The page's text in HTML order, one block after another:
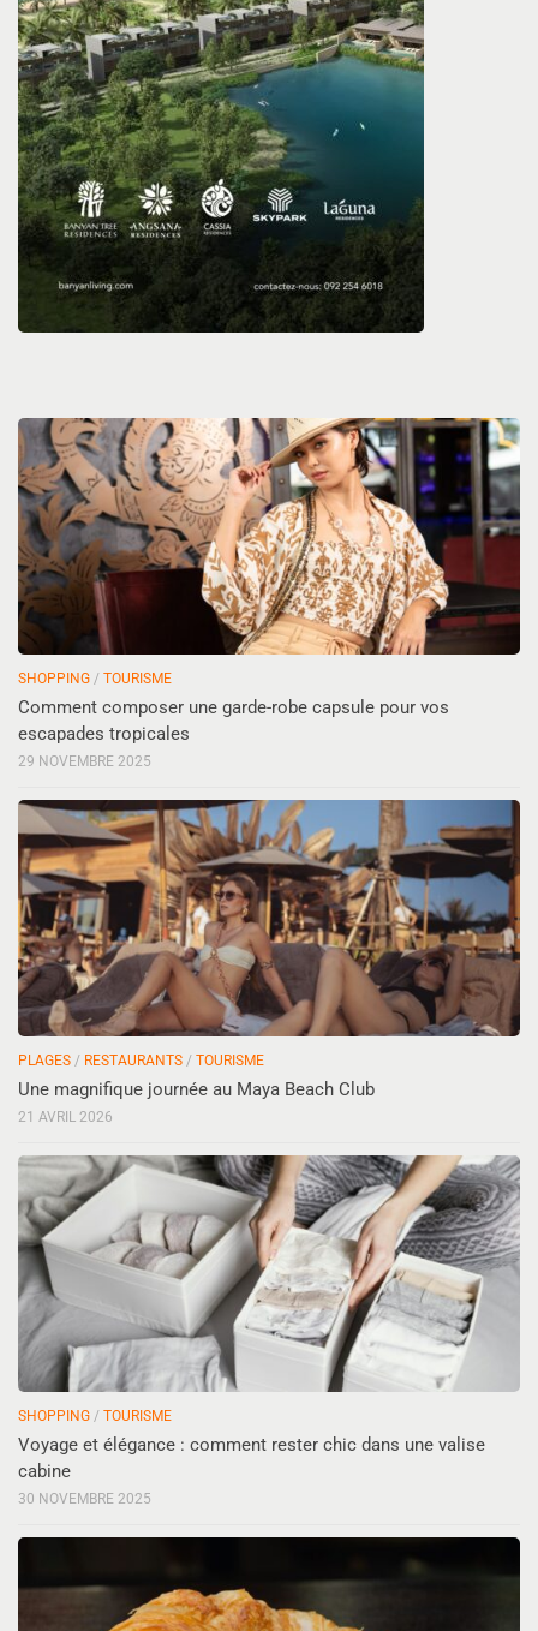
SHOPPING / TOURISME
Comment composer une garde-robe capsule pour vos
escapades tropicales
29 NOVEMBRE 2025
PLAGES / RESTAURANTS / TOURISME
Une magnifique journée au Maya Beach Club
21 AVRIL 2026
SHOPPING / TOURISME
Voyage et élégance : comment rester chic dans une valise
cabine
30 NOVEMBRE 2025